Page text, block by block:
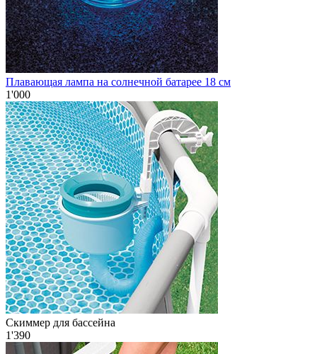
Плавающая лампа на солнечной батарее 18 см
1'000
Скиммер для бассейна
1'390